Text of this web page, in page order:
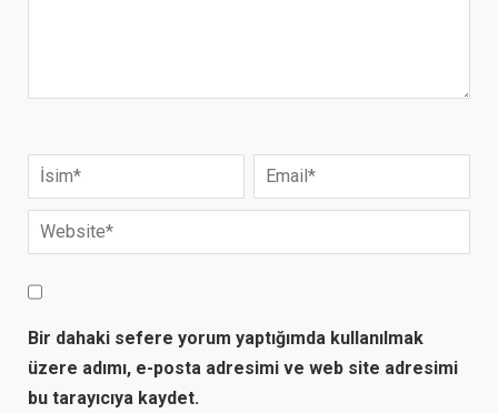
Bir dahaki sefere yorum yaptığımda kullanılmak
üzere adımı, e-posta adresimi ve web site adresimi
bu tarayıcıya kaydet.